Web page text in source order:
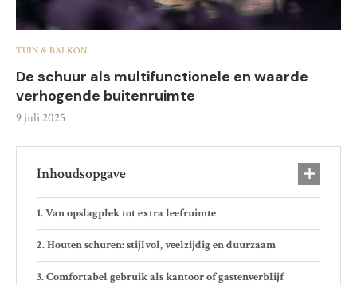
TUIN & BALKON
De schuur als multifunctionele en waarde
verhogende buitenruimte
9 juli 2025
Inhoudsopgave
Van opslagplek tot extra leefruimte
Houten schuren: stijlvol, veelzijdig en duurzaam
Comfortabel gebruik als kantoor of gastenverblijf